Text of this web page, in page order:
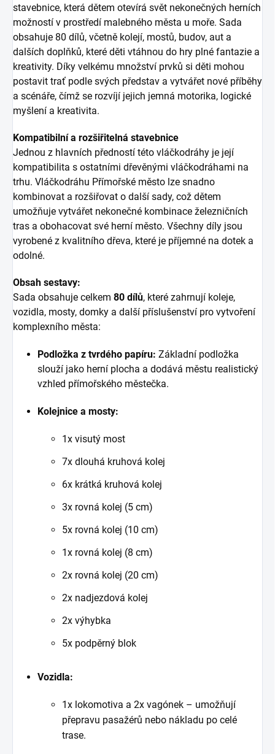
stavebnice, která dětem otevírá svět nekonečných herních
možností v prostředí malebného města u moře. Sada
obsahuje 80 dílů, včetně kolejí, mostů, budov, aut a
dalších doplňků, které děti vtáhnou do hry plné fantazie a
kreativity. Díky velkému množství prvků si děti mohou
postavit trať podle svých představ a vytvářet nové příběhy
a scénáře, čímž se rozvíjí jejich jemná motorika, logické
myšlení a kreativita.
Kompatibilní a rozšiřitelná stavebnice
Jednou z hlavních předností této vláčkodráhy je její
kompatibilita s ostatními dřevěnými vláčkodráhami na
trhu. Vláčkodráhu Přímořské město lze snadno
kombinovat a rozšiřovat o další sady, což dětem
umožňuje vytvářet nekonečné kombinace železničních
tras a obohacovat své herní město. Všechny díly jsou
vyrobené z kvalitního dřeva, které je příjemné na dotek a
odolné.
Obsah sestavy:
Sada obsahuje celkem 80 dílů, které zahrnují koleje,
vozidla, mosty, domky a další příslušenství pro vytvoření
komplexního města:
Podložka z tvrdého papíru: Základní podložka
slouží jako herní plocha a dodává městu realistický
vzhled přímořského městečka.
Kolejnice a mosty:
1x visutý most
7x dlouhá kruhová kolej
6x krátká kruhová kolej
3x rovná kolej (5 cm)
5x rovná kolej (10 cm)
1x rovná kolej (8 cm)
2x rovná kolej (20 cm)
2x nadjezdová kolej
2x výhybka
5x podpěrný blok
Vozidla:
1x lokomotiva a 2x vagónek – umožňují
přepravu pasažérů nebo nákladu po celé
trase.